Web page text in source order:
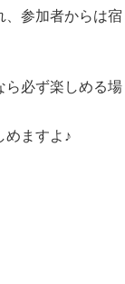
、参加者からは宿
ら必ず楽しめる場
めますよ♪